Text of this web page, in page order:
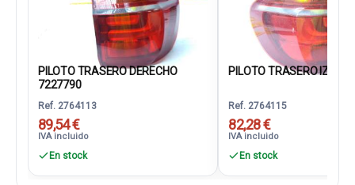
PILOTO TRASERO DERECHO
7227790
Ref. 2764113
89,54 €
IVA incluido
En stock
PILOTO TRASERO
Ref. 2764115
82,28 €
IVA incluido
En stock